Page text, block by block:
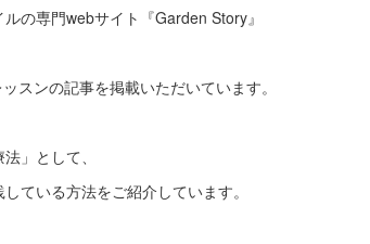
の専門webサイト『Garden Story』
スンの記事を掲載いただいています。
」として、
ている方法をご紹介しています。